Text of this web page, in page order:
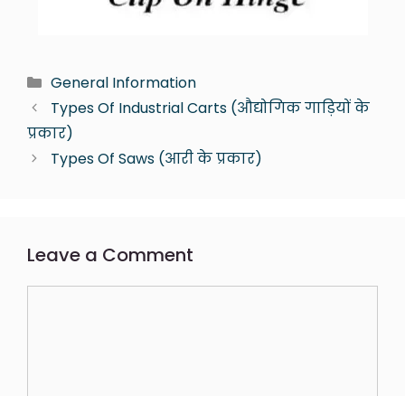
General Information
Types Of Industrial Carts (औद्योगिक गाड़ियों के
प्रकार)
Types Of Saws (आरी के प्रकार)
Leave a Comment